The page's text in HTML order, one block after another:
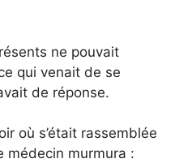
ne pouvait
qui venait de se
de réponse.
où s’était rassemblée
médecin murmura :